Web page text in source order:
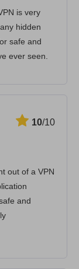
is very
hidden
safe and
ever seen.
10/10
out of a VPN
and